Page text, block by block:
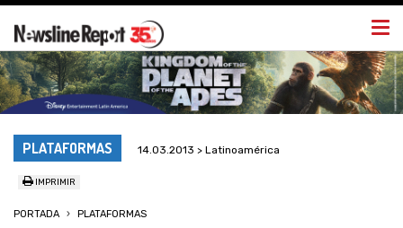
PLATAFORMAS 14.03.2013 > Latinoamérica
IMPRIMIR
PORTADA PLATAFORMAS